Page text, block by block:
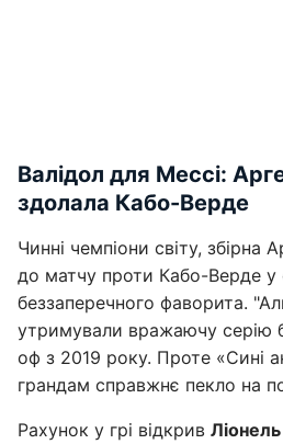
Валідол для Мессі:
здолала Кабо-Верде
Чинні чемпіони світу, збірна
до матчу проти Кабо-Верде у
беззаперечного фаворита.
утримували вражаючу серію
оф з 2019 року. Проте «Сині
грандам справжнє пекло на
Рахунок у грі відкрив